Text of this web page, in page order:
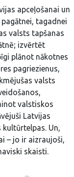
apceļošanai un
tagadnei
valsts tapšanas
izvērtēt
plānot nākotnes
pagriezienus,
valsts
valstiskos
Latvijas
Un,
– jo ir aizraujoši,
skaisti.